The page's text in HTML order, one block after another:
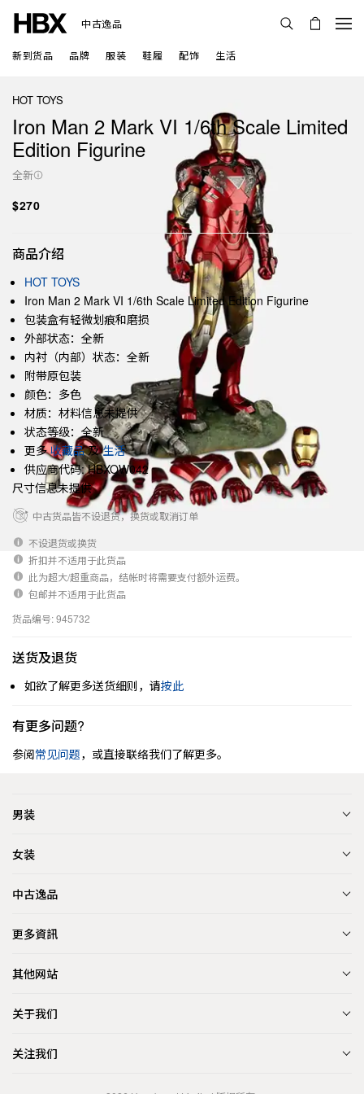
中古逸品
新到货品 品牌 服装 鞋履 配饰 生活
HOT TOYS
Iron Man 2 Mark VI 1/6th Scale Limited
Edition Figurine
全新
$270
商品介绍
HOT TOYS
Iron Man 2 Mark VI 1/6th Scale Limited Edition Figurine
包装盒有轻微划痕和磨损
外部状态：全新
内衬（内部）状态：全新
附带原包装
颜色：多色
材质：材料信息未提供
状态等级：全新
更多收藏品及生活
供应商代码: HBXOW042
尺寸信息未提供
中古货品皆不设退货，换货或取消订单
不设退货或换货
折扣并不适用于此货品
此为超大/超重商品，结帐时将需要支付额外运费。
包邮并不适用于此货品
货品编号: 945732
送货及退货
如欲了解更多送货细则，请按此
有更多问题?
参阅常见问题，或直接联络我们了解更多。
男装
女装
中古逸品
更多資訊
其他网站
关于我们
关注我们